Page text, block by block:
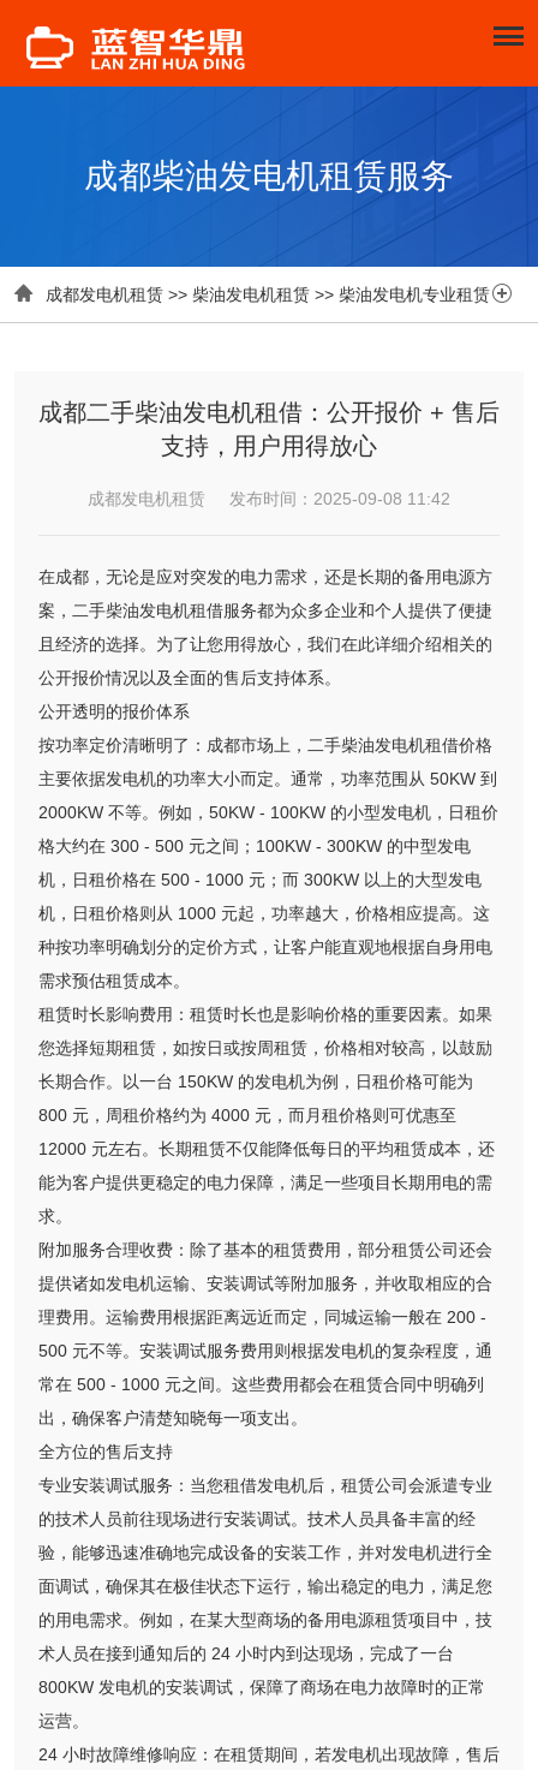
成都柴油发电机租赁服务
 成都发电机租赁 >> 柴油发电机租赁 >> 柴油发电机专业租赁
成都二手柴油发电机租借：公开报价 + 售后
支持，用户用得放心
成都发电机租赁 发布时间：2025-09-08 11:42
在成都，无论是应对突发的电力需求，还是长期的备用电源方
案，二手柴油发电机租借服务都为众多企业和个人提供了便捷
且经济的选择。为了让您用得放心，我们在此详细介绍相关的
公开报价情况以及全面的售后支持体系。
公开透明的报价体系
按功率定价清晰明了：成都市场上，二手柴油发电机租借价格
主要依据发电机的功率大小而定。通常，功率范围从 50KW 到
2000KW 不等。例如，50KW - 100KW 的小型发电机，日租价
格大约在 300 - 500 元之间；100KW - 300KW 的中型发电
机，日租价格在 500 - 1000 元；而 300KW 以上的大型发电
机，日租价格则从 1000 元起，功率越大，价格相应提高。这
种按功率明确划分的定价方式，让客户能直观地根据自身用电
需求预估租赁成本。
租赁时长影响费用：租赁时长也是影响价格的重要因素。如果
您选择短期租赁，如按日或按周租赁，价格相对较高，以鼓励
长期合作。以一台 150KW 的发电机为例，日租价格可能为
800 元，周租价格约为 4000 元，而月租价格则可优惠至
12000 元左右。长期租赁不仅能降低每日的平均租赁成本，还
能为客户提供更稳定的电力保障，满足一些项目长期用电的需
求。
附加服务合理收费：除了基本的租赁费用，部分租赁公司还会
提供诸如发电机运输、安装调试等附加服务，并收取相应的合
理费用。运输费用根据距离远近而定，同城运输一般在 200 -
500 元不等。安装调试服务费用则根据发电机的复杂程度，通
常在 500 - 1000 元之间。这些费用都会在租赁合同中明确列
出，确保客户清楚知晓每一项支出。
全方位的售后支持
专业安装调试服务：当您租借发电机后，租赁公司会派遣专业
的技术人员前往现场进行安装调试。技术人员具备丰富的经
验，能够迅速准确地完成设备的安装工作，并对发电机进行全
面调试，确保其在极佳状态下运行，输出稳定的电力，满足您
的用电需求。例如，在某大型商场的备用电源租赁项目中，技
术人员在接到通知后的 24 小时内到达现场，完成了一台
800KW 发电机的安装调试，保障了商场在电力故障时的正常
运营。
24 小时故障维修响应：在租赁期间，若发电机出现故障，售后